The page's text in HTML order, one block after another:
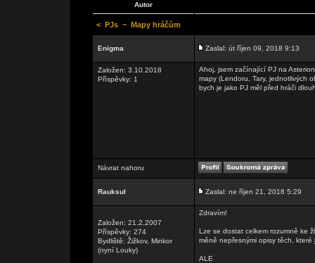
Autor
< PJs ~ Mapy hráčům
Enigma Zaslal: út říjen 09, 2018 9:13
Založen: 3.10.2018
Příspěvky: 1
Ahoj, jsem začínající PJ na
mapy (Lendoru, Tary, jednotlivých
bych je jako PJ měl před hráči
Návrat nahoru
Rauksul Zaslal: ne říjen 21, 2018 5:29
Založen: 21.2.2007
Příspěvky: 274
Bydliště: Žižkov, Minkor
(nyní Louky)
Zdravím!
Lze se dostat celkem rozumně ke
měně nepřesnými opisy těch, které
ALE